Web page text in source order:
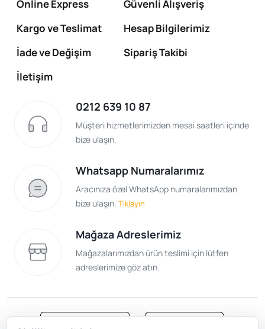
Online Express
Güvenli Alışveriş
Kargo ve Teslimat
Hesap Bilgilerimiz
İade ve Değişim
Sipariş Takibi
İletişim
0212 639 10 87
Müşteri hizmetlerimizden mesai saatleri içinde
bize ulaşın.
Whatsapp Numaralarımız
Aracınıza özel WhatsApp numaralarımızdan
bize ulaşın. Tıklayın
Mağaza Adreslerimiz
Mağazalarımızdan ürün teslimi için lütfen
adreslerimize göz atın.